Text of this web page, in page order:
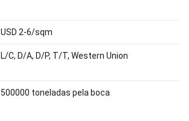
USD 2-6/sqm
L/C, D/A, D/P, T/T, Western Union
500000 toneladas pela boca